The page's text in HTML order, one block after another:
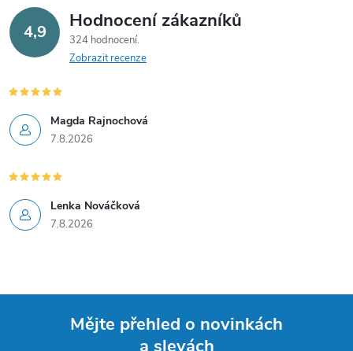
4,9 Hodnocení zákazníků
324 hodnocení
Zobrazit recenze
Magda Rajnochová
7.8.2026
Lenka Nováčková
7.8.2026
Mějte přehled o novinkách